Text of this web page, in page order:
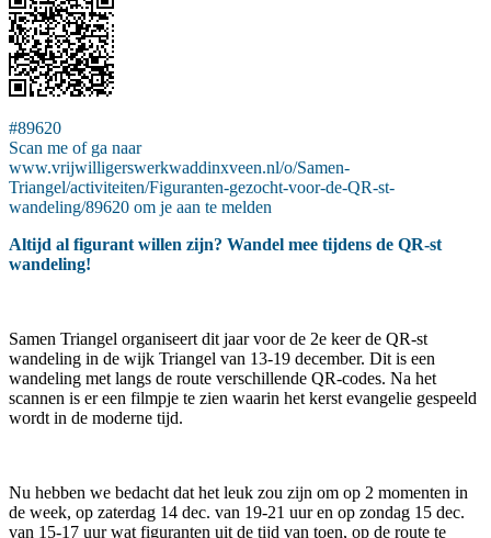
#89620
Scan me of ga naar
www.vrijwilligerswerkwaddinxveen.nl/o/Samen-
Triangel/activiteiten/Figuranten-gezocht-voor-de-QR-st-
wandeling/89620 om je aan te melden
Altijd al figurant willen zijn? Wandel mee tijdens de QR-st
wandeling!
Samen Triangel organiseert dit jaar voor de 2e keer de QR-st
wandeling in de wijk Triangel van 13-19 december. Dit is een
wandeling met langs de route verschillende QR-codes. Na het
scannen is er een filmpje te zien waarin het kerst evangelie gespeeld
wordt in de moderne tijd.
Nu hebben we bedacht dat het leuk zou zijn om op 2 momenten in
de week, op zaterdag 14 dec. van 19-21 uur en op zondag 15 dec.
van 15-17 uur wat figuranten uit de tijd van toen, op de route te